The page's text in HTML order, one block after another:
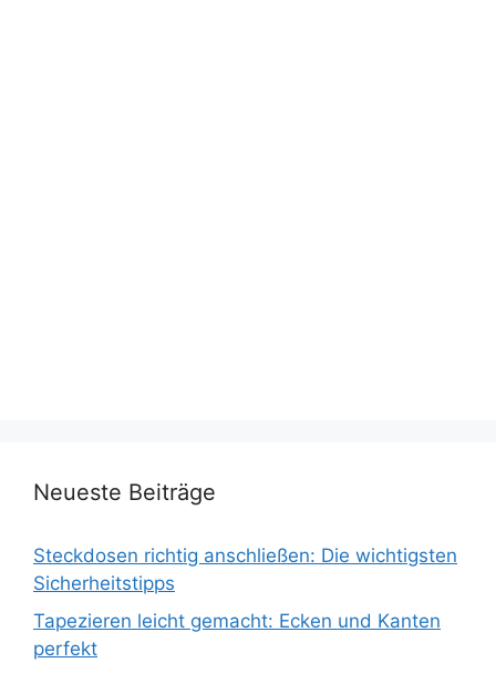
Neueste Beiträge
Steckdosen richtig anschließen: Die wichtigsten
Sicherheitstipps
Tapezieren leicht gemacht: Ecken und Kanten
perfekt